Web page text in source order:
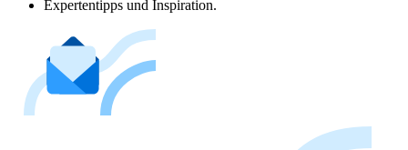
Expertentipps und Inspiration.